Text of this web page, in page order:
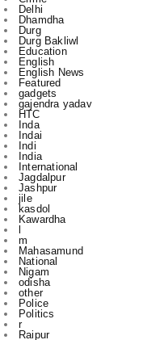
Education
English
English News
Featured
gadgets
gajendra yadav
HTC
Inda
Indai
Indi
India
International
Jagdalpur
Jashpur
jile
kasdol
Kawardha
l
m
Mahasamund
National
Nigam
odisha
other
Police
Politics
r
Raipur
Raipur in
Rajnandgaon
Ranchi
Rikeshsen